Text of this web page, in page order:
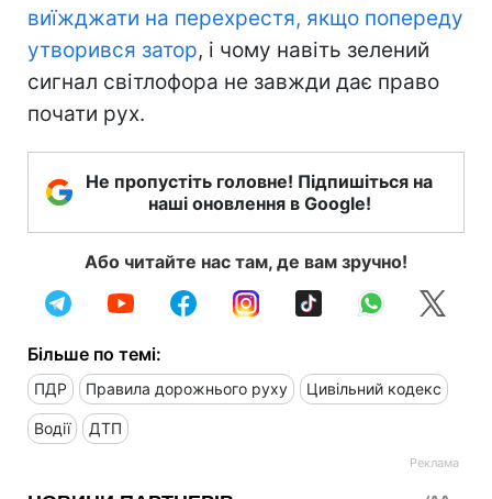
виїжджати на перехрестя, якщо попереду
утворився затор, і чому навіть зелений
сигнал світлофора не завжди дає право
почати рух.
Не пропустіть головне! Підпишіться на
наші оновлення в Google!
Або читайте нас там, де вам зручно!
Більше по темі:
ПДР Правила дорожнього руху Цивільний кодекс
Водії ДТП